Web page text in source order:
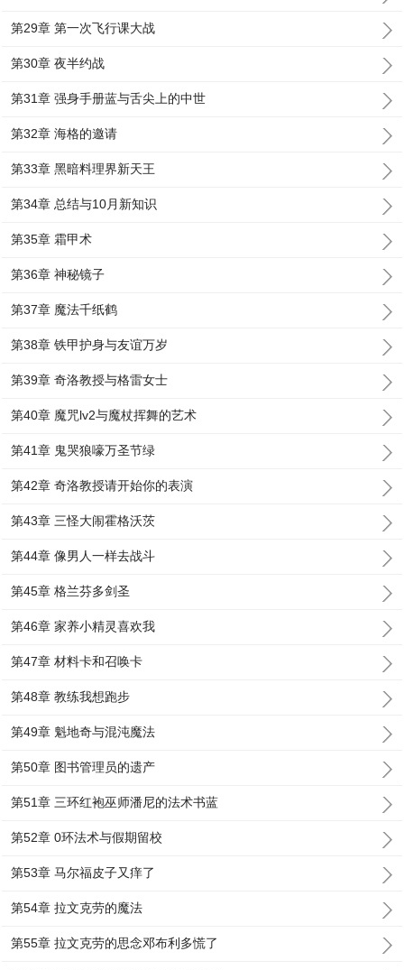
第29章 第一次飞行课大战
第30章 夜半约战
第31章 强身手册蓝与舌尖上的中世
第32章 海格的邀请
第33章 黑暗料理界新天王
第34章 总结与10月新知识
第35章 霜甲术
第36章 神秘镜子
第37章 魔法千纸鹤
第38章 铁甲护身与友谊万岁
第39章 奇洛教授与格雷女士
第40章 魔咒lv2与魔杖挥舞的艺术
第41章 鬼哭狼嚎万圣节绿
第42章 奇洛教授请开始你的表演
第43章 三怪大闹霍格沃茨
第44章 像男人一样去战斗
第45章 格兰芬多剑圣
第46章 家养小精灵喜欢我
第47章 材料卡和召唤卡
第48章 教练我想跑步
第49章 魁地奇与混沌魔法
第50章 图书管理员的遗产
第51章 三环红袍巫师潘尼的法术书蓝
第52章 0环法术与假期留校
第53章 马尔福皮子又痒了
第54章 拉文克劳的魔法
第55章 拉文克劳的思念邓布利多慌了